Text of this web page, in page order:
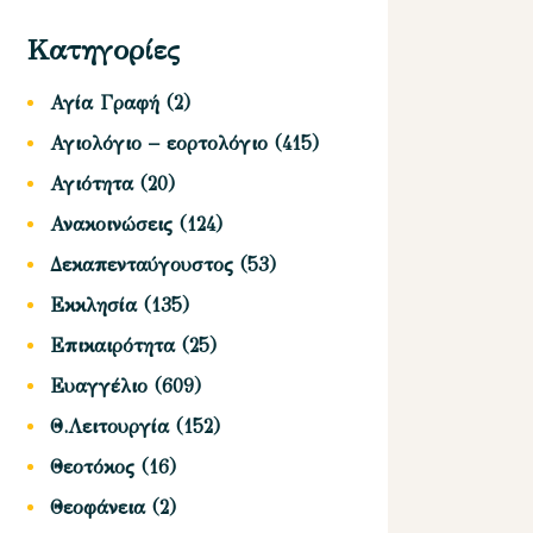
Κατηγορίες
Αγία Γραφή (2)
Αγιολόγιο – εορτολόγιο (415)
Αγιότητα(20)
Ανακοινώσεις (124)
Δεκαπενταύγουστος (53)
Εκκλησία(135)
Επικαιρότητα(25)
Ευαγγέλιο (609)
Θ.Λειτουργία(152)
Θεοτόκος (16)
Θεοφάνεια(2)